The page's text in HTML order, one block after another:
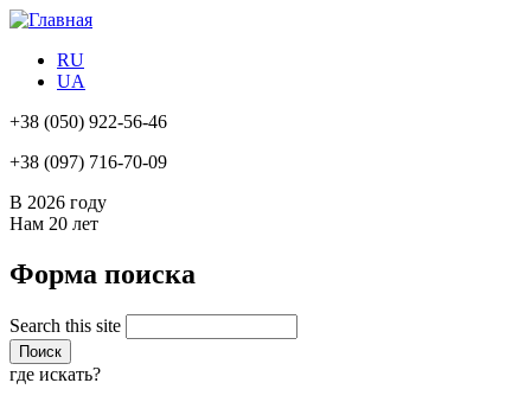
RU
UA
+38 (050) 922-56-46
+38 (097) 716-70-09
В 2026 году
Нам 20 лет
Форма поиска
Search this site
где искать?